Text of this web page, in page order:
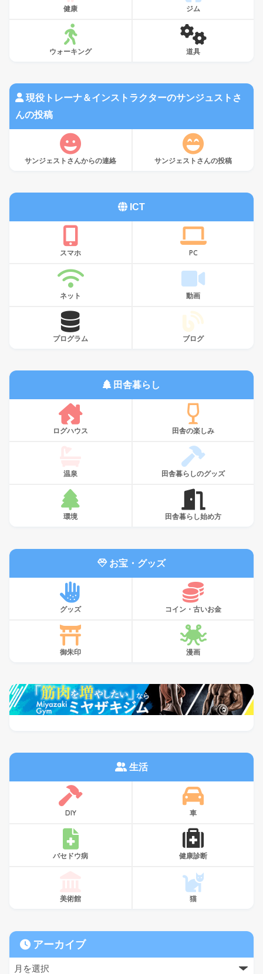
健康 ジム
ウォーキング 道具
現役トレーナ＆インストラクターのサンジュストさ
んの投稿
サンジェストさんからの連絡 サンジェストさんの投稿
ICT
スマホ PC
ネット 動画
プログラム ブログ
田舎暮らし
ログハウス 田舎の楽しみ
温泉 田舎暮らしのグッズ
環境 田舎暮らし始め方
お宝・グッズ
グッズ コイン・古いお金
御朱印 漫画
生活
DIY 車
バセドウ病 健康診断
美術館 猫
アーカイブ